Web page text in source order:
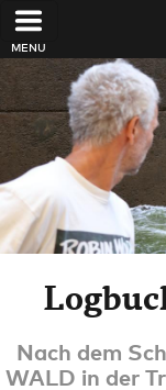
Direkt zum Inhalt
Nach dem
WALD in der